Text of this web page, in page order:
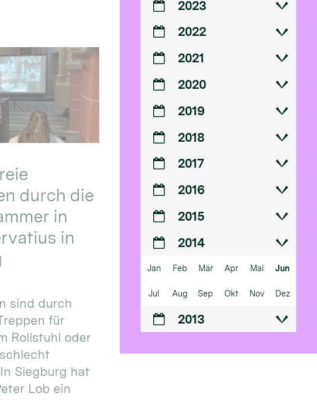
durch die
in
in
sind durch
für
Rollstuhl oder
Siegburg hat
Lob ein
2023
2022
2021
2020
2019
2018
2017
2016
2015
2014
Jan Feb Mär Apr Mai Jun
Jul Aug Sep Okt Nov Dez
2013